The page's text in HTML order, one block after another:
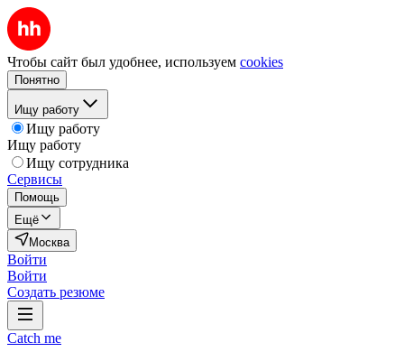
Чтобы сайт был удобнее, используем cookies
Понятно
Ищу работу
Ищу работу
Ищу работу
Ищу сотрудника
Сервисы
Помощь
Ещё
Москва
Войти
Войти
Создать резюме
Catch me